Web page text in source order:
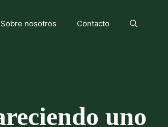
Sobre nosotros Contacto
uno